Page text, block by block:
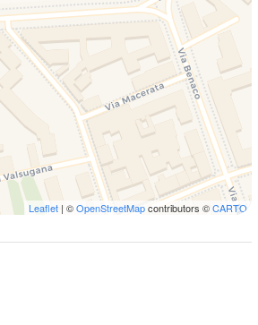
Leaflet | ©OpenStreetMapcontributors ©CARTO